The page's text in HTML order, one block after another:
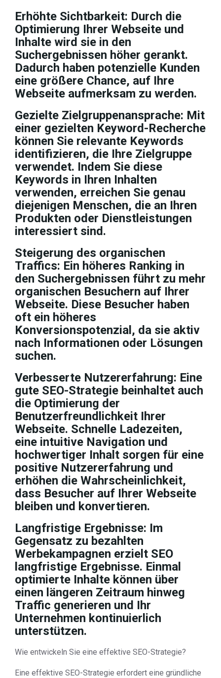
Erhöhte Sichtbarkeit: Durch die
Optimierung Ihrer Webseite und
Inhalte wird sie in den
Suchergebnissen höher gerankt.
Dadurch haben potenzielle Kunden
eine größere Chance, auf Ihre
Webseite aufmerksam zu werden.
Gezielte Zielgruppenansprache: Mit
einer gezielten Keyword-Recherche
können Sie relevante Keywords
identifizieren, die Ihre Zielgruppe
verwendet. Indem Sie diese
Keywords in Ihren Inhalten
verwenden, erreichen Sie genau
diejenigen Menschen, die an Ihren
Produkten oder Dienstleistungen
interessiert sind.
Steigerung des organischen
Traffics: Ein höheres Ranking in
den Suchergebnissen führt zu mehr
organischen Besuchern auf Ihrer
Webseite. Diese Besucher haben
oft ein höheres
Konversionspotenzial, da sie aktiv
nach Informationen oder Lösungen
suchen.
Verbesserte Nutzererfahrung: Eine
gute SEO-Strategie beinhaltet auch
die Optimierung der
Benutzerfreundlichkeit Ihrer
Webseite. Schnelle Ladezeiten,
eine intuitive Navigation und
hochwertiger Inhalt sorgen für eine
positive Nutzererfahrung und
erhöhen die Wahrscheinlichkeit,
dass Besucher auf Ihrer Webseite
bleiben und konvertieren.
Langfristige Ergebnisse: Im
Gegensatz zu bezahlten
Werbekampagnen erzielt SEO
langfristige Ergebnisse. Einmal
optimierte Inhalte können über
einen längeren Zeitraum hinweg
Traffic generieren und Ihr
Unternehmen kontinuierlich
unterstützen.
Wie entwickeln Sie eine effektive SEO-Strategie?
Eine effektive SEO-Strategie erfordert eine gründliche